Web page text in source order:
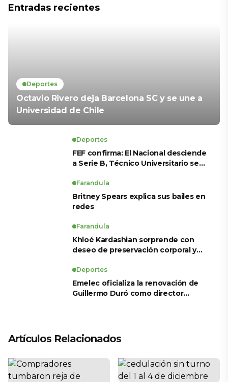
Entradas recientes
Deportes
Octavio Rivero deja Barcelona SC y se une a
Universidad de Chile
Deportes
FEF confirma: El Nacional desciende
a Serie B, Técnico Universitario se
para LigaPro 2026
Farandula
Britney Spears explica sus bailes en
redes
Farandula
Khloé Kardashian sorprende con
deseo de preservación corporal y
Deportes
Emelec oficializa la renovación de
Guillermo Duró como director
Artículos Relacionados